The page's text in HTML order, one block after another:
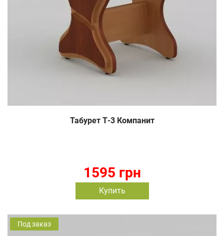
Табурет Т-3 Компанит
1595 грн
Купить
Под заказ